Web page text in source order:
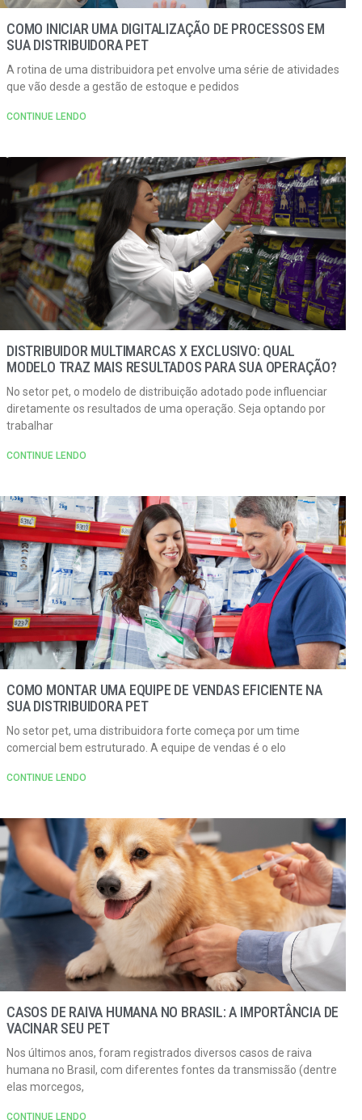
COMO INICIAR UMA DIGITALIZAÇÃO DE PROCESSOS EM
SUA DISTRIBUIDORA PET
A rotina de uma distribuidora pet envolve uma série de atividades
que vão desde a gestão de estoque e pedidos
CONTINUE LENDO
DISTRIBUIDOR MULTIMARCAS X EXCLUSIVO: QUAL
MODELO TRAZ MAIS RESULTADOS PARA SUA OPERAÇÃO?
No setor pet, o modelo de distribuição adotado pode influenciar
diretamente os resultados de uma operação. Seja optando por
trabalhar
CONTINUE LENDO
COMO MONTAR UMA EQUIPE DE VENDAS EFICIENTE NA
SUA DISTRIBUIDORA PET
No setor pet, uma distribuidora forte começa por um time
comercial bem estruturado. A equipe de vendas é o elo
CONTINUE LENDO
CASOS DE RAIVA HUMANA NO BRASIL: A IMPORTÂNCIA DE
VACINAR SEU PET
Nos últimos anos, foram registrados diversos casos de raiva
humana no Brasil, com diferentes fontes da transmissão (dentre
elas morcegos,
CONTINUE LENDO